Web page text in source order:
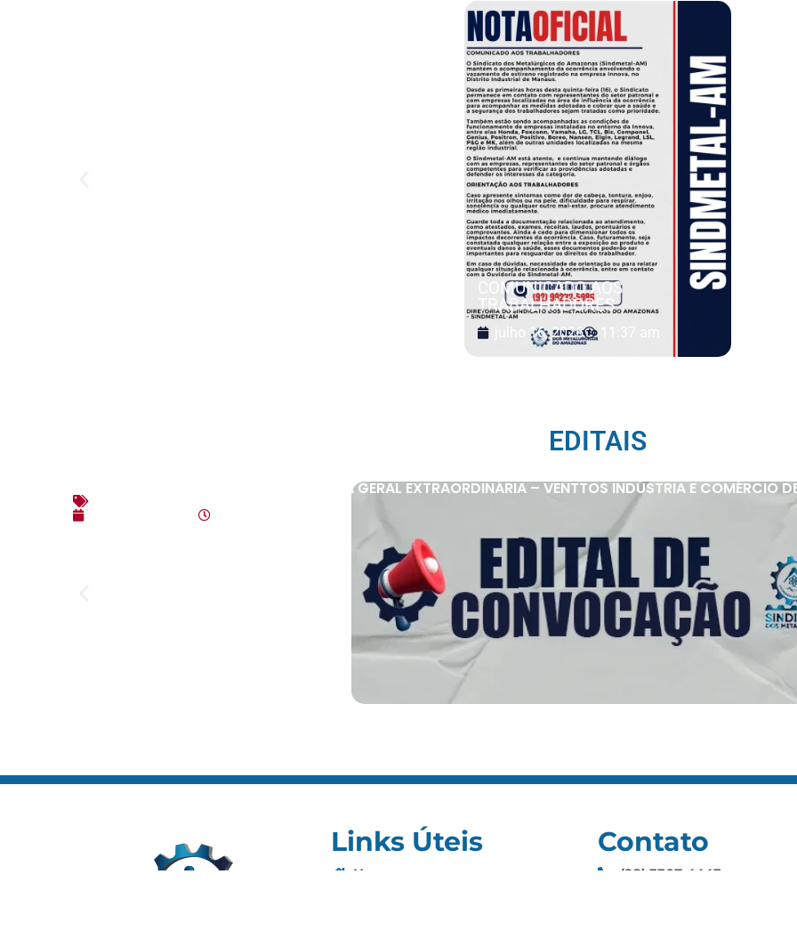
COMUNICADO AOS
TRABALHADORES
julho 16, 2026
EDITAIS
EDITAL DE CONVOCAÇÃO – ASSEMBLEIA GERAL EXTRAORDINÁRIA – VENTTOS INDÚSTRIA E COMÉRCIO
Links Úteis
Home
Contato
(92) 3307-4443